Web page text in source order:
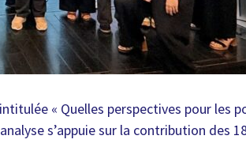
« Quelles perspectives pour les
s’appuie sur la contribution des